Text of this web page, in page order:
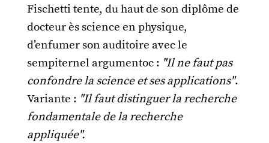
Fischetti tente, du haut de son diplôme de
docteur ès science en physique,
d’enfumer son auditoire avec le
sempiternel argumentoc : "Il ne faut pas
confondre la science et ses applications".
Variante : "Il faut distinguer la recherche
fondamentale de la recherche
appliquée".